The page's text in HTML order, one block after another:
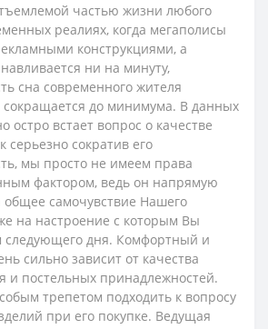
частью жизни любого
реалиях, когда мегаполисы
конструкциями, а
ни на минуту,
сна современного жителя
сокращается до минимума. В данных
остро встает вопрос о качестве
серьезно сократив его
мы просто не имеем права
фактором, ведь он напрямую
общее самочувствие Нашего
на настроение с которым Вы
следующего дня. Комфортный и
сильно зависит от качества
и постельных принадлежностей.
трепетом подходить к вопросу
при его покупке. Ведущая